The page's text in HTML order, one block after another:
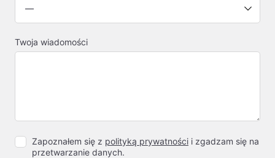
Twoja wiadomości
Zapoznałem się z polityką prywatności i zgadzam się na
przetwarzanie danych.